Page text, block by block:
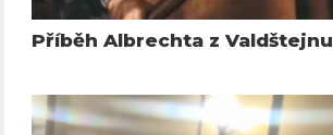
Příběh Albrechta z Valdštejnu